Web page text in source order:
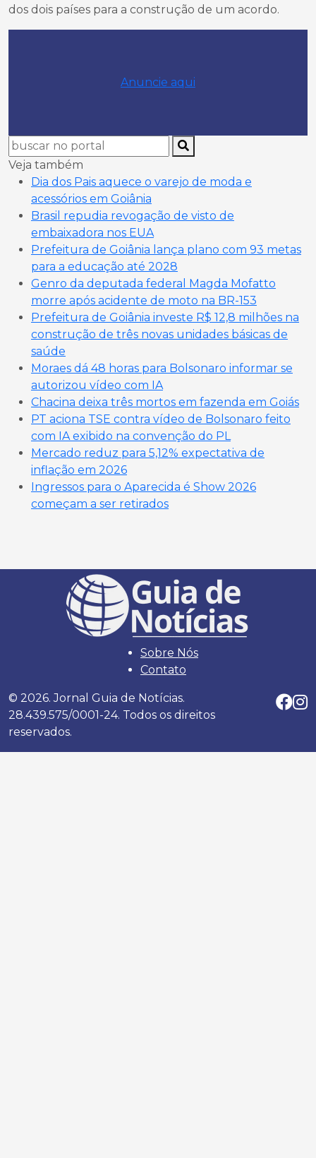
dos dois países para a construção de um acordo.
Anuncie aqui
Veja também
Dia dos Pais aquece o varejo de moda e
acessórios em Goiânia
Brasil repudia revogação de visto de
embaixadora nos EUA
Prefeitura de Goiânia lança plano com 93 metas
para a educação até 2028
Genro da deputada federal Magda Mofatto
morre após acidente de moto na BR-153
Prefeitura de Goiânia investe R$ 12,8 milhões na
construção de três novas unidades básicas de
saúde
Moraes dá 48 horas para Bolsonaro informar se
autorizou vídeo com IA
Chacina deixa três mortos em fazenda em Goiás
PT aciona TSE contra vídeo de Bolsonaro feito
com IA exibido na convenção do PL
Mercado reduz para 5,12% expectativa de
inflação em 2026
Ingressos para o Aparecida é Show 2026
começam a ser retirados
Sobre Nós
Contato
© 2026. Jornal Guia de Notícias.
28.439.575/0001-24. Todos os direitos
reservados.